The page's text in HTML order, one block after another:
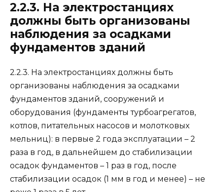
2.2.3. На электростанциях
должны быть организованы
наблю­дения за осадками
фундаментов зданий
2.2.3. На электростанциях должны быть
организованы наблю­дения за осадками
фундаментов зданий, сооружений и
оборудования (фундаменты турбоагрегатов,
котлов, пи­тательных насосов и молотковых
мельниц): в первые 2 года эксплуатации – 2
раза в год, в дальнейшем до стабилизации
осадок фундаментов – 1 раз в год, после
стабилизации осадок (1 мм в год и менее) – не